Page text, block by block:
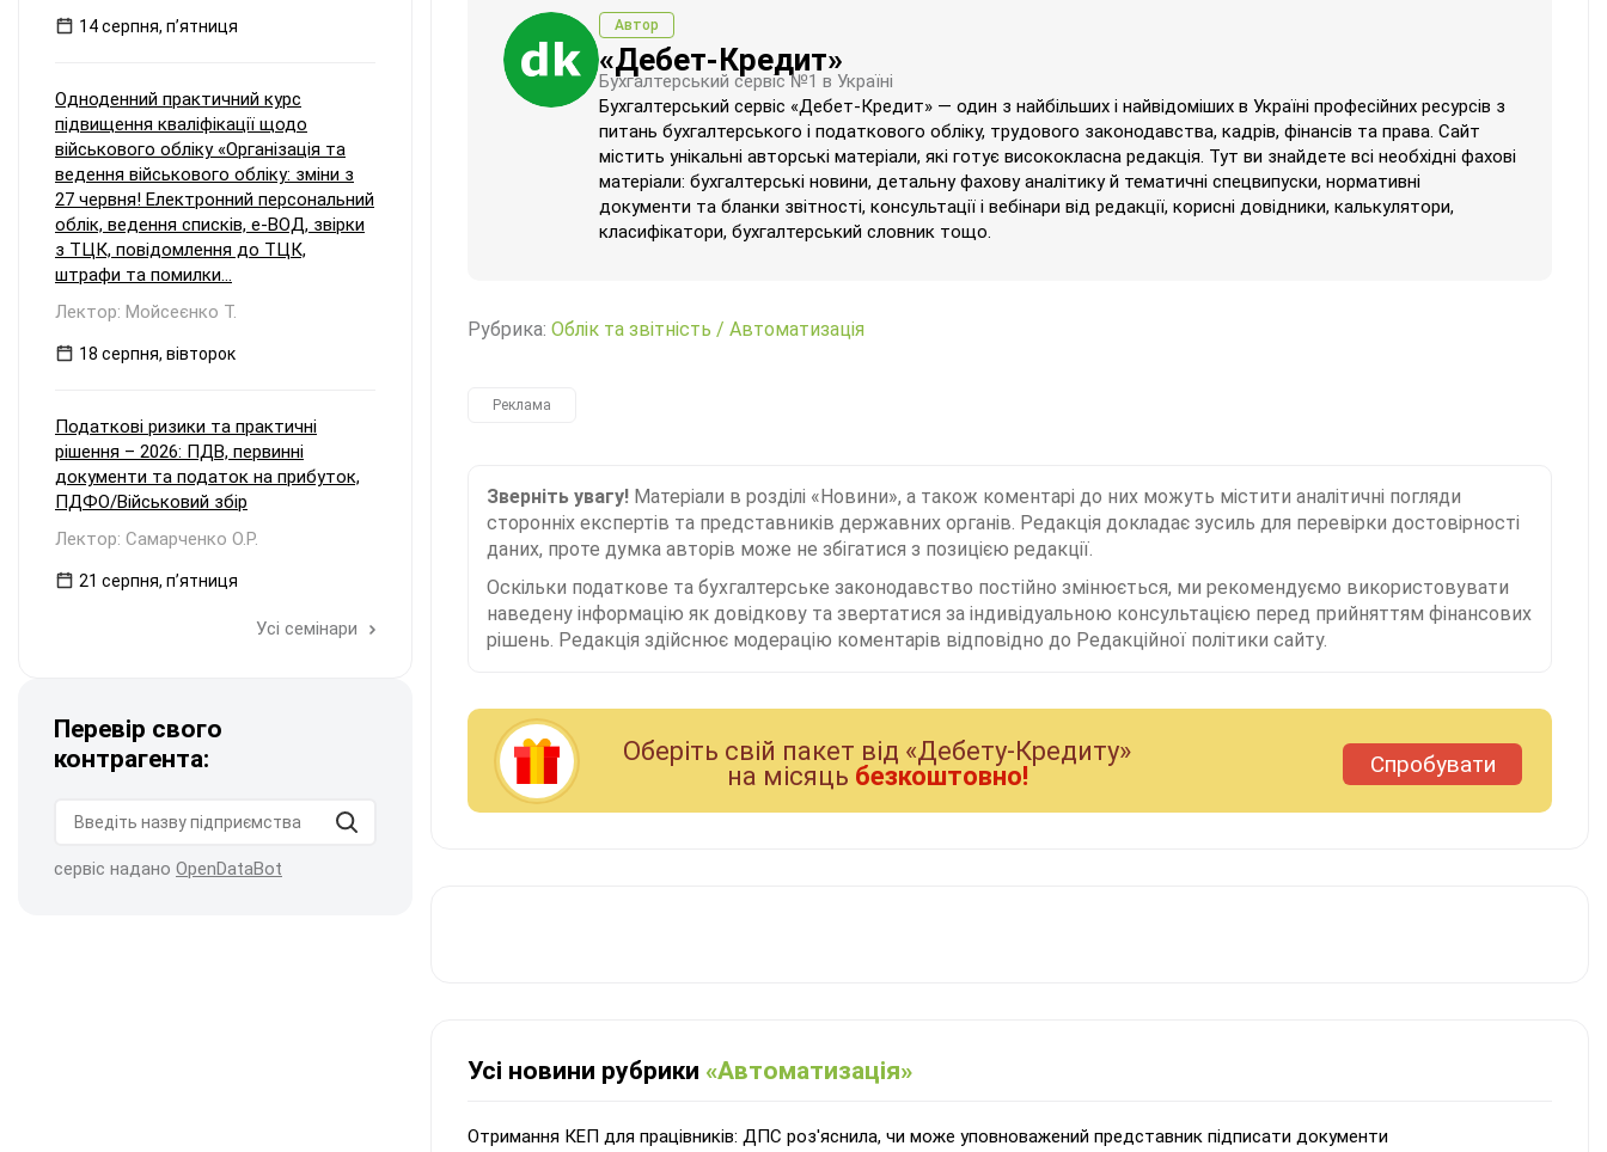
Автор
«Дебет-Кредит»
Бухгалтерський сервіс №1 в Україні
Бухгалтерський сервіс «Дебет-Кредит» — один з найбільших і найвідоміших в Україні професійних ресурсів з
питань бухгалтерського і податкового обліку, трудового законодавства, кадрів, фінансів та права. Сайт
містить унікальні авторські матеріали, які готує висококласна редакція. Тут ви знайдете всі необхідні фахові
матеріали: бухгалтерські новини, детальну фахову аналітику й тематичні спецвипуски, нормативні
документи та бланки звітності, консультації і вебінари від редакції, корисні довідники, калькулятори,
класифікатори, бухгалтерський словник тощо.
Рубрика: Облік та звітність / Автоматизація
Реклама
Зверніть увагу! Матеріали в розділі «Новини», а також коментарі до них можуть містити аналітичні погляди
сторонніх експертів та представників державних органів. Редакція докладає зусиль для перевірки достовірності
даних, проте думка авторів може не збігатися з позицією редакції.
Оскільки податкове та бухгалтерське законодавство постійно змінюється, ми рекомендуємо використовувати
наведену інформацію як довідкову та звертатися за індивідуальною консультацією перед прийняттям фінансових
рішень. Редакція здійснює модерацію коментарів відповідно до Редакційної політики сайту.
Оберiть свiй пакет вiд «Дебету-Кредиту»
на мiсяць безкоштовно! Спробувати
Усі новини рубрики «Автоматизація»
Отримання КЕП для працівників: ДПС роз'яснила, чи може уповноважений представник підписати документи
14 серпня, пʼятниця
Одноденний практичний курс
підвищення кваліфікації щодо
військового обліку «Організація та
ведення військового обліку: зміни з
27 червня! Електронний персональний
облік, ведення списків, е-ВОД, звірки
з ТЦК, повідомлення до ТЦК,
штрафи та помилки...
Лектор: Мойсеєнко Т.
18 серпня, вівторок
Податкові ризики та практичні
рішення – 2026: ПДВ, первинні
документи та податок на прибуток,
ПДФО/Військовий збір
Лектор: Самарченко О.Р.
21 серпня, пʼятниця
Усі семінари
Перевір свого
контрагента:
сервіс надано OpenDataBot